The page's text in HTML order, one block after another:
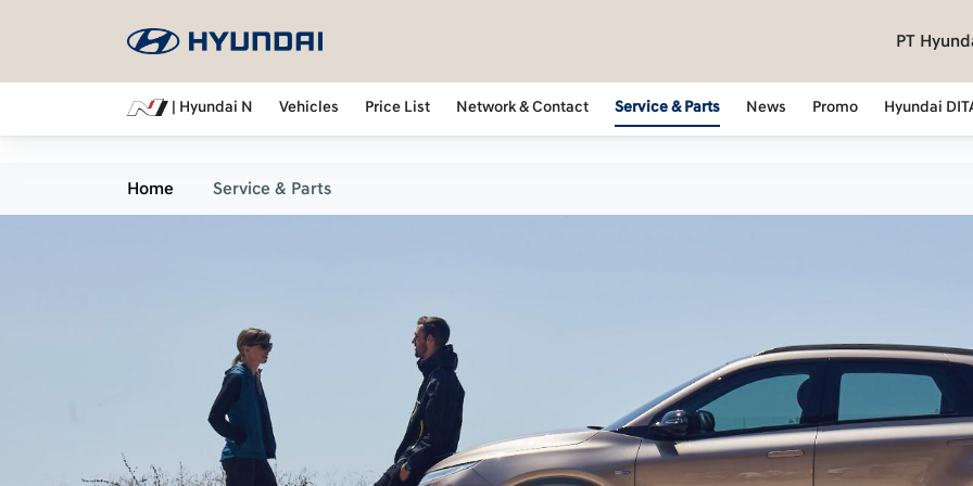
PT
| Hyundai N Vehicles Price List Network & Contact Service & Parts News Promo Hyundai
Home Service & Parts